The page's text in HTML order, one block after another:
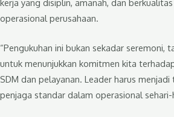
operasional perusahaan.
“Pengukuhan ini bukan sekadar seremoni,
untuk menunjukkan komitmen kita
SDM dan pelayanan. Leader harus
penjaga standar dalam operasional sehari-